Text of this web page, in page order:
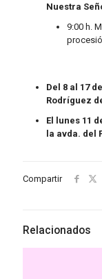
Nuestra
9:00 h.
Del 8 al 17
Rodríguez
El lunes 11
la avda.
Compartir
Relacionados